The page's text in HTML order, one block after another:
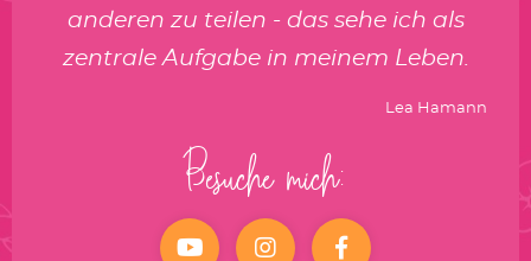
anderen zu teilen - das sehe ich als
zentrale Aufgabe in meinem Leben.
Lea Hamann
Besuche mich:
YouTube Instagramfacebook